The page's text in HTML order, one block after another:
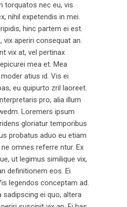
torquatos nec eu, vis
nihil expetendis in mei.
hinc partem ei est.
vix aperiri consequat an.
vix at, vel pertinax
mea et. Mea
atius id. Vis ei
eu quipurto zril laoreet.
pro, alia illum
Loremers ipsum
gloriatur temporibus
probatus aduo eu etiam
omnes referre ntur. Ex
ut legimus similique vix,
definitionem eos. Ei
legendos conceptam ad.
sadipscing ei quo, altera